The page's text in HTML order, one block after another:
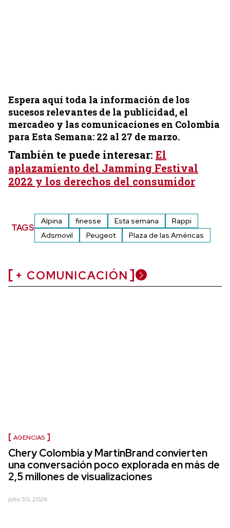
Espera aquí toda la información de los
sucesos relevantes de la publicidad, el
mercadeo y las comunicaciones en Colombia
para Esta Semana: 22 al 27 de marzo.
También te puede interesar: El
aplazamiento del Jamming Festival
2022 y los derechos del consumidor
TAGS
Alpina finesse Esta semana
Rappi
Adsmovil
Peugeot Plaza de las Américas
+ COMUNICACIÓN
AGENCIAS
Chery Colombia y MartinBrand convierten
una conversación poco explorada en más de
2,5 millones de visualizaciones
julio 30, 2026